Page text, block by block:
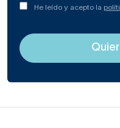
He leído y acepto la